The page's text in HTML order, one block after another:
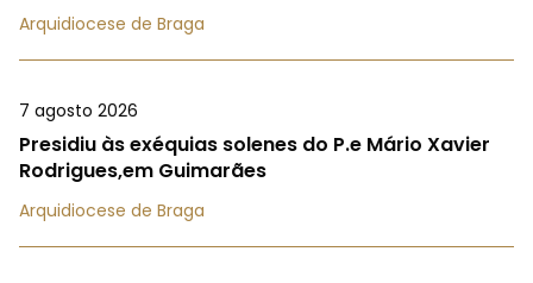
Arquidiocese de Braga
7 agosto 2026
Presidiu às exéquias solenes do P.e Mário Xavier
Rodrigues,em Guimarães
Arquidiocese de Braga